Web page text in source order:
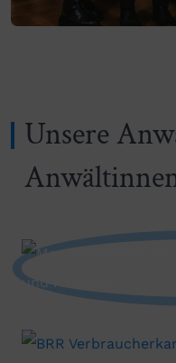
Unsere